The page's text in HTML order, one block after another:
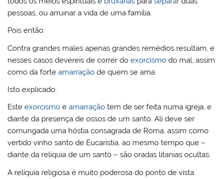
pessoas, ou arruinar a vida de uma família.
Pois então:
Contra grandes males apenas grandes remédios resultam, e
nesses casos devereis de correr doexorcismo do mal, assim
como da forteamarração de quem se ama.
Isto explicado:
Esteexorcismo eamarração tem de ser feita numa igreja, e
diante da presença de ossos de um santo. Ali deve ser
comungada uma hóstia consagrada de Roma, assim como
vertido vinho santo de Eucaristia, ao mesmo tempo que –
diante da relíquia de um santo – são oradas litanias ocultas.
A relíquia religiosa é muito poderosa do ponto de vista